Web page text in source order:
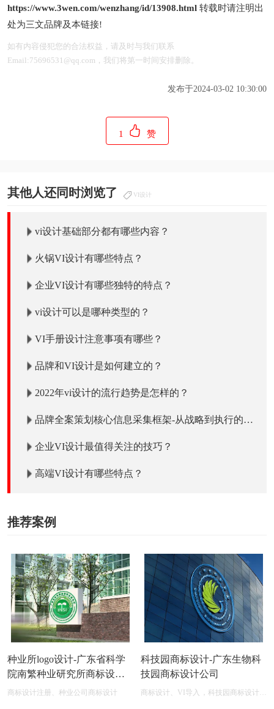
https://www.3wen.com/wenzhang/id/13908.html 转载时请注明出
处为三文品牌及本链接!
如有内容侵犯您的合法权益，请及时与我们联系
Email:75696531@qq.com，我们将第一时间安排删除。
发布于2024-03-02 10:30:00
1 赞
其他人还同时浏览了 VI设计
vi设计基础部分都有哪些内容？
火锅VI设计有哪些特点？
企业VI设计有哪些独特的特点？
vi设计可以是哪种类型的？
VI手册设计注意事项有哪些？
品牌和VI设计是如何建立的？
2022年vi设计的流行趋势是怎样的？
品牌全案策划核心信息采集框架-从战略到执行的全
企业VI设计最值得关注的技巧？
高端VI设计有哪些特点？
推荐案例
种业所logo设计-广东省科学
院南繁种业研究所商标设计
公司
商标设计注册、种业公司商标设计
科技园商标设计-广东生物科
技园商标设计公司
商标设计、VI导入，科技园商标设计在